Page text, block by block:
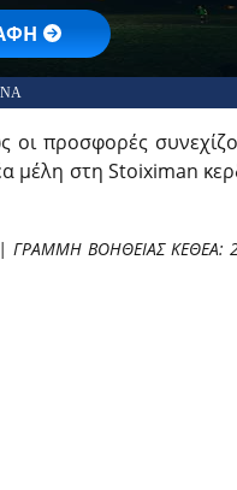
προσφορές
μέλη στη Stoiximan
ΓΡΑΜΜΗ ΒΟΗΘΕΙΑΣ ΚΕΘΕΑ: